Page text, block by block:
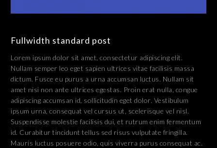
Fullwidth standard post
Lorem ipsum dolor sit amet, consectetur adipiscing elit.
Nullam semper leo eget sapien ultrices vitae facilisis massa
dictum. Fusce eu purus a urna accumsan luctus. Nullam sit
amet nisi non ante ultrices egestas. Proin erat nulla, congue
adipiscing accumsan id, sollicitudin eget dolor. Vestibulum
ipsum urna, consequat vel cursus ut, scelerisque vel nisl.
Suspendisse molestie facilisis dui, et rutrum enim fermentum
id. Curabitur tincidunt tellus sed risus vulputate fringilla.
Mauris luctus posuere odio, quis viverra purus consequat ac.